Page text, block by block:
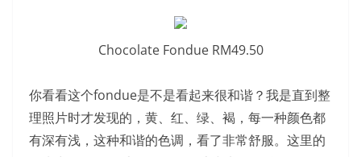
Chocolate Fondue RM49.50
你看看这个fondue是不是看起来很和谐？我是直到整
理照片时才发现的，黄、红、绿、褐，每一种颜色都
有深有浅，这种和谐的色调，看了非常舒服。 这里的